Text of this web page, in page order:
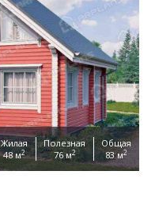
Жилая
48 м2
Полезная
76 м2
Общая
83 м2